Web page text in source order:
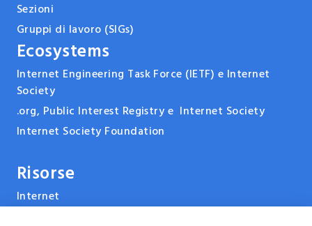
Sezioni
Gruppi di lavoro (SIGs)
Ecosystems
Internet Engineering Task Force (IETF) e Internet
Society
.org, Public Interest Registry e Internet Society
Internet Society Foundation
Risorse
Internet